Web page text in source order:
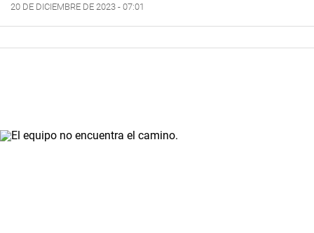
20 DE DICIEMBRE DE 2023 - 07:01